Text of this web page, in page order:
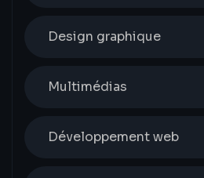
Design graphique
Multimédias
Développement web